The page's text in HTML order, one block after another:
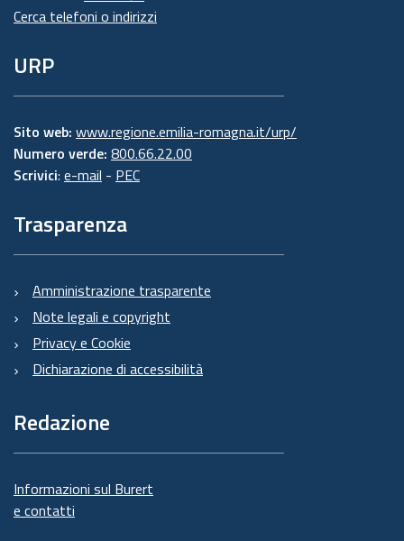
Cerca telefoni o indirizzi
URP
Sito web: www.regione.emilia-romagna.it/urp/
Numero verde: 800.66.22.00
Scrivici: e-mail - PEC
Trasparenza
Amministrazione trasparente
Note legali e copyright
Privacy e Cookie
Dichiarazione di accessibilità
Redazione
Informazioni sul Burert
e contatti